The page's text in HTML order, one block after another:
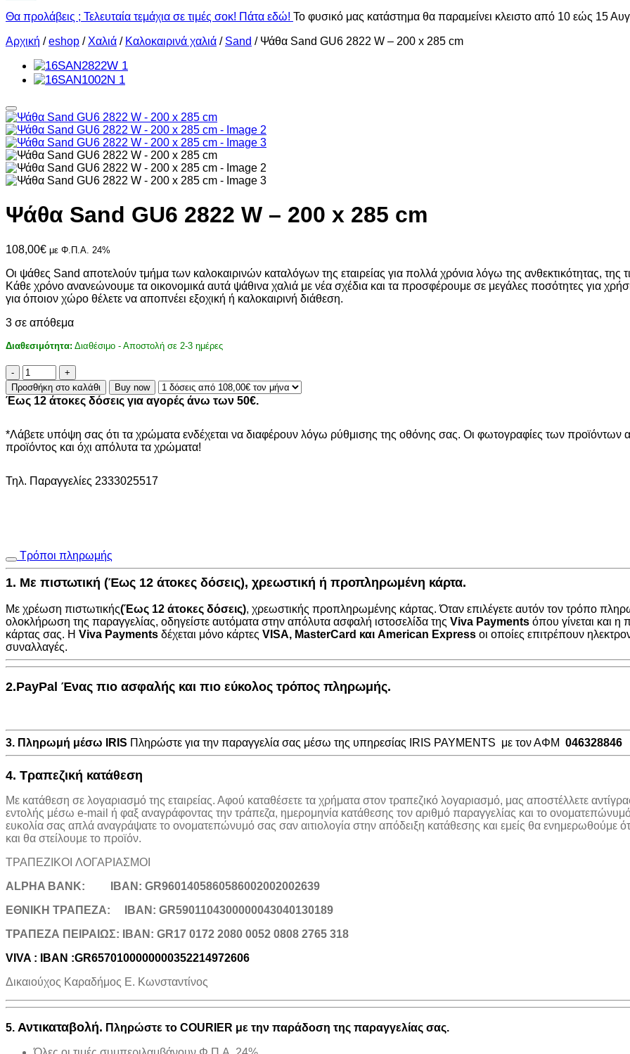
Θα προλάβεις ; Τελευταία τεμάχια σε τιμές σοκ! Πάτα εδώ! Το φυσικό μας κατάστημα θα παραμείνει κλειστο από 10 εώς 15
Αρχική /eshop / Χαλιά / Καλοκαιρινά χαλιά / Sand / Ψάθα Sand GU6 2822 W – 200 x 285 cm
Ψάθα Sand GU6 2822 W – 200 x 285 cm
108,00€ με Φ.Π.Α. 24%
Οι ψάθες Sand αποτελούν τμήμα των καλοκαιρινών καταλόγων της εταιρείας για πολλά χρόνια λόγω της ανθεκτικότητας, της
Κάθε χρόνο ανανεώνουμε τα οικονομικά αυτά ψάθινα χαλιά με νέα σχέδια και τα προσφέρουμε σε μεγάλες ποσότητες για
για όποιον χώρο θέλετε να αποπνέει εξοχική ή καλοκαιρινή διάθεση.
3 σε απόθεμα
Διαθεσιμότητα: Διαθέσιμο - Αποστολή σε 2-3 ημέρες
Ψάθα
Sand
GU6
2822
-
200
cm
Προσθήκη στο καλάθι Buy now
Έως 12 άτοκες δόσεις για αγορές άνω των 50€.
*Λάβετε υπόψη σας ότι τα χρώματα ενδέχεται να διαφέρουν λόγω ρύθμισης της οθόνης σας. Οι φωτογραφίες των προϊόντων
προϊόντος και όχι απόλυτα τα χρώματα!
Τηλ. Παραγγελίες 2333025517
Τρόποι πληρωμής
1. Με πιστωτική (Έως 12 άτοκες δόσεις), χρεωστική ή προπληρωμένη κάρτα.
Με χρέωση πιστωτικής(Έως 12 άτοκες δόσεις), χρεωστικής προπληρωμένης κάρτας. Όταν επιλέγετε αυτόν τον τρόπο
ολοκλήρωση της παραγγελίας, οδηγείστε αυτόματα στην απόλυτα ασφαλή ιστοσελίδα της Viva Payments όπου γίνεται και
κάρτας σας. Η Viva Payments δέχεται μόνο κάρτες VISA, MasterCard και American Express οι οποίες επιτρέπουν
συναλλαγές.
2.PayPal Ένας πιο ασφαλής και πιο εύκολος τρόπος πληρωμής.
3. Πληρωμή μέσω IRIS Πληρώστε για την παραγγελία σας μέσω της υπηρεσίας IRIS PAYMENTS με τον ΑΦΜ 046328846
4. Τραπεζική κατάθεση
Με κατάθεση σε λογαριασμό της εταιρείας. Αφού καταθέσετε τα χρήματα στον τραπεζικό λογαριασμό, μας αποστέλλετε
εντολής μέσω e-mail ή φαξ αναγράφοντας την τράπεζα, ημερομηνία κατάθεσης τον αριθμό παραγγελίας και το
ευκολία σας απλά αναγράψατε το ονοματεπώνυμό σας σαν αιτιολογία στην απόδειξη κατάθεσης και εμείς θα ενημερωθούμε
και θα στείλουμε το προϊόν.
ΤΡΑΠΕΖΙΚOI ΛΟΓΑΡΙΑΣΜΟΙ
ALPHA BANK:
IBAN: GR9601405860586002002002639
ΕΘΝΙΚΗ ΤΡΑΠΕΖΑ:
IBAN: GR5901104300000043040130189
TΡΑΠΕΖΑ ΠΕΙΡΑΙΩΣ: IBAN: GR17 0172 2080 0052 0808 2765 318
VIVA : IBAN :GR6570100000000352214972606
Δικαιούχος Καραδήμος Ε. Κωνσταντίνος
5. Αντικαταβολή. Πληρώστε το COURIER με την παράδοση της παραγγελίας σας.